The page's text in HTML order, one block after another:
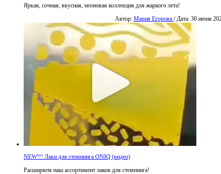
Яркая, сочная, вкусная, неоновая коллекция для жаркого лета!
Автор: Мария Егорова / Дата: 30 июня
NEW!!! Лаки для стемпинга ONIQ (видео)
Расширяем наш ассортимент лаков для стемпинга!